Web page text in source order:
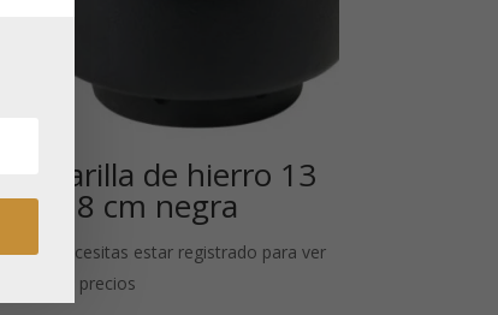
varilla de hierro 13
x 8 cm negra
Necesitas estar registrado para ver
los precios